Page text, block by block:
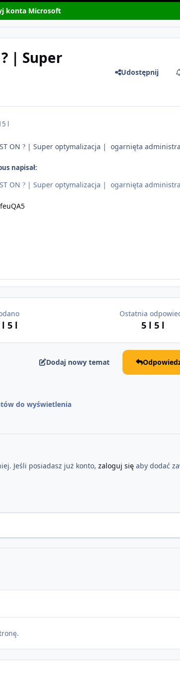
konta Microsoft
? | Super
Udostępnij
5 l
ON ? | Super optymalizacja | ogarnięta
napisał:
ON ? | Super optymalizacja | ogarnięta
l5 l
Ostatnia
5 l 5 l
Dodaj nowy temat
do wyświetlenia
Jeśli posiadasz już konto, zaloguj sięaby dodać